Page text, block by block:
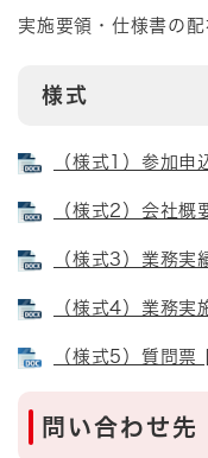
実施要領・仕様書の配
様式
（様式1）参加
（様式2）会社
（様式3）業務
（様式4）業務
（様式5）質問
問い合わせ先